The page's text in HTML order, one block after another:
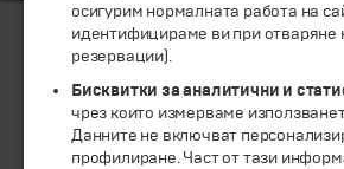
осигурим нормалната работа на
идентифицираме ви при отваряне
резервации).
Бисквитки за аналитични и
чрез които измерваме
Данните не включват
профилиране. Част от тази